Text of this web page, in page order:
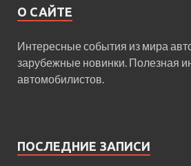
О САЙТЕ
Интересные события из мира
зарубежные новинки. Полезная
автомобилистов.
ПОСЛЕДНИЕ ЗАПИСИ